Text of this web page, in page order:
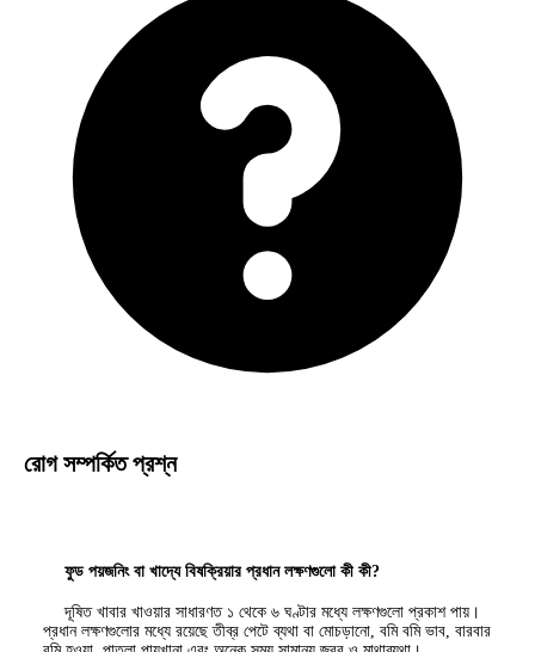
রোগ সম্পর্কিত প্রশ্ন
ফুড পয়জনিং বা খাদ্যে বিষক্রিয়ার প্রধান লক্ষণগুলো কী কী?
দূষিত খাবার খাওয়ার সাধারণত ১ থেকে ৬ ঘণ্টার মধ্যে লক্ষণগুলো প্রকাশ পায়।
প্রধান লক্ষণগুলোর মধ্যে রয়েছে তীব্র পেটে ব্যথা বা মোচড়ানো, বমি বমি ভাব, বারবার